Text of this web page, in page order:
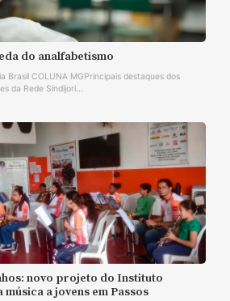
do analfabetismo
Brasil COLUNA MGPrincipais destaques dos
da Rede Sindijori...
novo projeto do Instituto
a jovens em Passos